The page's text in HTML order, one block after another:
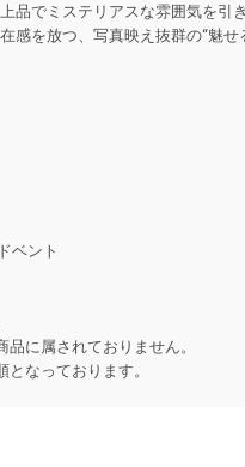
品でミステリアスな雰囲気を引
感を放つ、写真映え抜群の“魅せ
ベント
に属されておりません。
なっております。